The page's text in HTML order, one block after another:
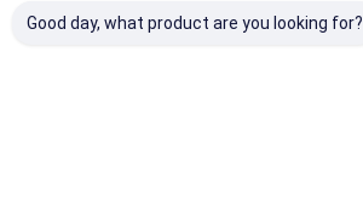
Good day, what product are you looking for?